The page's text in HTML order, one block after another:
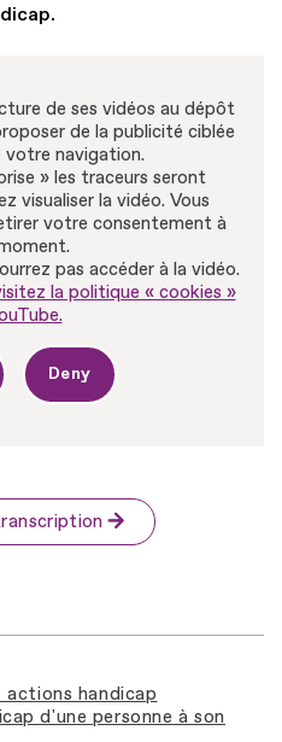
de ses vidéos au dépôt
de la publicité ciblée
navigation.
» les traceurs seront
visualiser la vidéo. Vous
votre consentement à
pas accéder à la vidéo.
la politique « cookies »
Deny
handicap
d'une personne à son